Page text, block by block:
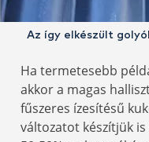
Az így elkészült
Ha termetesebb
akkor a magas
fűszeres ízesítésű
változatot készítjük